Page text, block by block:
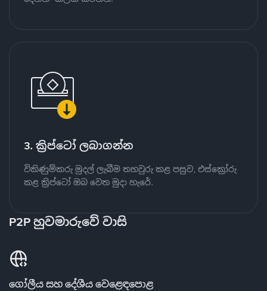
3. ක්‍රිප්ටෝ ලබාගන්න
විකිණුම්කරු මුදල් ලැබීම තහවුරු කළ පසුව, එස්ක්‍රෝරු
කළ ක්‍රිප්ටෝ ඔබ වෙත මුදා හැරේ.
P2P හුවමාරුවේ වාසි
ගෝලීය සහ දේශීය වෙළෙඳපොළ